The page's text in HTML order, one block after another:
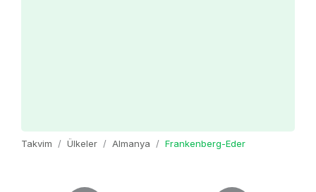
Takvim Ülkeler Almanya Frankenberg-Eder